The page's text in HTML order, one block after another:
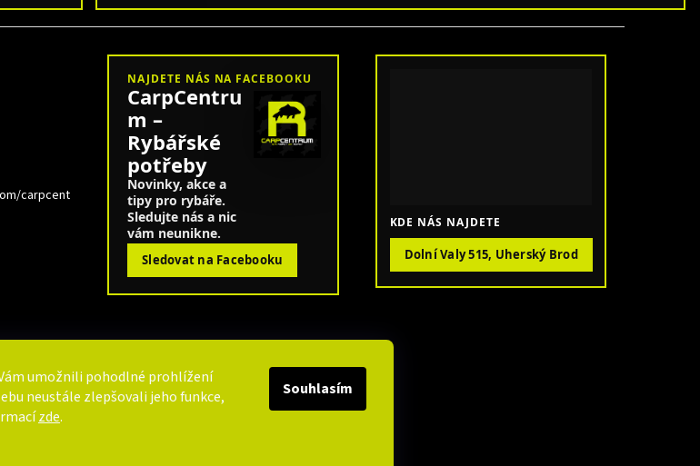
umožnili pohodlné prohlížení
neustále zlepšovali jeho funkce,
zde.
Souhlasím
carpcent
NAJDETE NÁS NA FACEBOOKU
CarpCentru
m –
Rybářské
potřeby
Novinky, akce a
tipy pro rybáře.
Sledujte nás a nic
vám neunikne.
Sledovat na Facebooku
KDE NÁS NAJDETE
Dolní Valy 515, Uherský Brod